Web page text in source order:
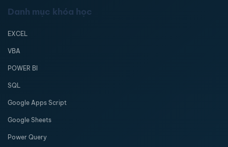
Danh mục khóa học
EXCEL
VBA
POWER BI
SQL
Google Apps Script
Google Sheets
Power Query